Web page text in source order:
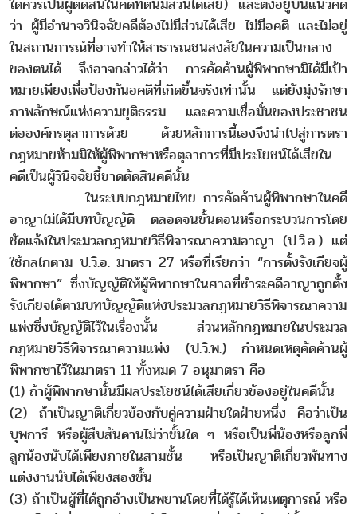
ว่า ผู้มีอำนาจวินิจฉัยคดีต้องไม่มีส่วนได้เสีย ไม่มีอคติ และไม่อยู่
ในสถานการณ์ที่อาจทำให้สาธารณชนสงสัยในความเป็นกลาง
ของตนได้ จึงอาจกล่าวได้ว่า การคัดค้านผู้พิพากษามิได้มีเป้า
หมายเพียงเพื่อป้องกันอคติที่เกิดขึ้นจริงเท่านั้น แต่ยังมุ่งรักษา
ภาพลักษณ์แห่งความยุติธรรม และความเชื่อมั่นของประชาชน
ต่อองค์กรตุลาการด้วย ด้วยหลักการนี้เองจึงนำไปสู่การตรา
กฎหมายห้ามมิให้ผู้พิพากษาหรือตุลาการที่มีประโยชน์ได้เสียใน
คดีเป็นผู้วินิจฉัยชี้ขาดตัดสินคดีนั้น
ในระบบกฎหมายไทย การคัดค้านผู้พิพากษาในคดี
อาญาไม่ได้มีบทบัญญัติ ตลอดจนขั้นตอนหรือกระบวนการโดย
ชัดแจ้งในประมวลกฎหมายวิธีพิจารณาความอาญา (ป.วิ.อ.) แต่
ใช้กลไกตาม ป.วิ.อ. มาตรา 27 หรือที่เรียกว่า “การตั้งรังเกียจผู้
พิพากษา” ซึ่งบัญญัติให้ผู้พิพากษาในศาลที่ชำระคดีอาญาถูกตั้ง
รังเกียจได้ตามบทบัญญัติแห่งประมวลกฎหมายวิธีพิจารณาความ
แพ่งซึ่งบัญญัติไว้ในเรื่องนั้น ส่วนหลักกฎหมายในประมวล
กฎหมายวิธีพิจารณาความแพ่ง (ป.วิ.พ.) กำหนดเหตุคัดค้านผู้
พิพากษาไว้ในมาตรา 11 ทั้งหมด 7 อนุมาตรา คือ
(1) ถ้าผู้พิพากษานั้นมีผลประโยชน์ได้เสียเกี่ยวข้องอยู่ในคดีนั้น
(2) ถ้าเป็นญาติเกี่ยวข้องกับคู่ความฝ่ายใดฝ่ายหนึ่ง คือว่าเป็น
บุพการี หรือผู้สืบสันดานไม่ว่าชั้นใด ๆ หรือเป็นพี่น้องหรือลูกพี่
ลูกน้องนับได้เพียงภายในสามชั้น หรือเป็นญาติเกี่ยวพันทาง
แต่งงานนับได้เพียงสองชั้น
(3) ถ้าเป็นผู้ที่ได้ถูกอ้างเป็นพยานโดยที่ได้รู้ได้เห็นเหตุการณ์ หรือ